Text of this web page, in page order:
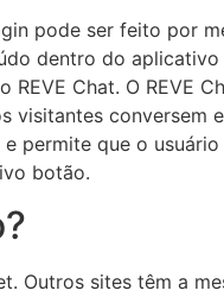
pode ser feito por
dentro do
Chat. O REVE
conversem
permite que o
botão.
Outros sites têm a